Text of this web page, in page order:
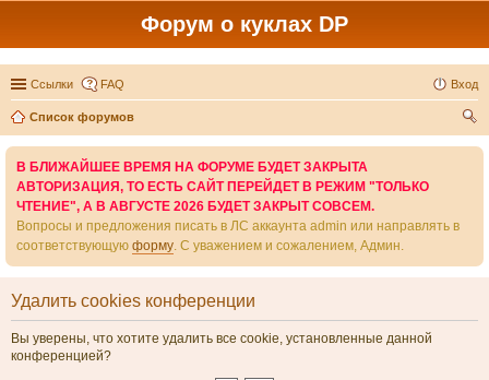
Форум о куклах DP
Ссылки FAQ Вход
Список форумов
В БЛИЖАЙШЕЕ ВРЕМЯ НА ФОРУМЕ БУДЕТ ЗАКРЫТА
АВТОРИЗАЦИЯ, ТО ЕСТЬ САЙТ ПЕРЕЙДЕТ В РЕЖИМ "ТОЛЬКО
ЧТЕНИЕ", А В АВГУСТЕ 2026 БУДЕТ ЗАКРЫТ СОВСЕМ.
Вопросы и предложения писать в ЛС аккаунта admin или направлять в
соответствующую форму. С уважением и сожалением, Админ.
Удалить cookies конференции
Вы уверены, что хотите удалить все cookie, установленные данной
конференцией?